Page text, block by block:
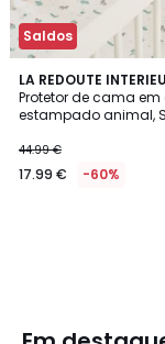
Saldos
LA REDOUTE
Protetor de cama
estampado animal,
44.99 €
17.99 € -60%